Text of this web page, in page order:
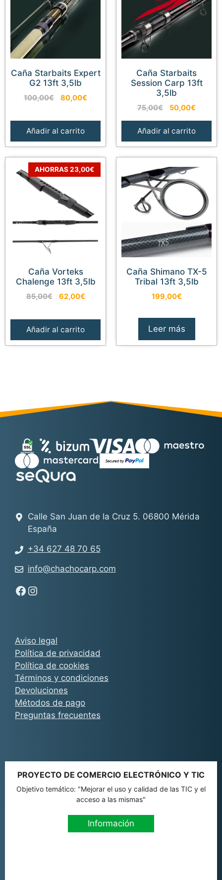
Caña Starbaits Expert
G2 13ft 3,5lb
100,00€
El
era:
80,00€
Añadir al carrito
Caña Starbaits
Session Carp 13ft
3,5lb
75,00€
El
original
75,00€.
50,00€
Añadir al carrito
AHORRAS 23,00€
Caña Vorteks
Chalenge 13ft 3,5lb
85,00€
El
era:
62,00€El
Añadir al carrito
Caña Shimano TX-5
Tribal 13ft 3,5lb
199,00€
Leer más
Aviso legal
Política de privacidad
Política de cookies
Términos y condiciones
Devoluciones
Métodos de pago
Preguntas frecuentes
Calle San Juan de la Cruz 5. 06800 Mérida
España
+34 627 48 70 65
info@chachocarp.com
Síguenos en Facebook - Chachocarp
Síguenos en Instagram - Chachocarp
PROYECTO DE COMERCIO ELECTRÓNICO Y TIC
Objetivo temático: "Mejorar el uso y calidad de las TIC y el
acceso a las mismas"
Información